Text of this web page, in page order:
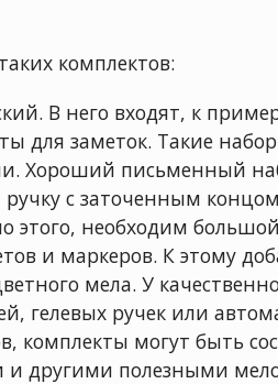
комплектов:
В него входят, к
для заметок. Такие
Хороший письменный
с заточенным
этого, необходим
и маркеров. К этому
мела. У
гелевых ручек или
комплекты могут быть
и другими полезными